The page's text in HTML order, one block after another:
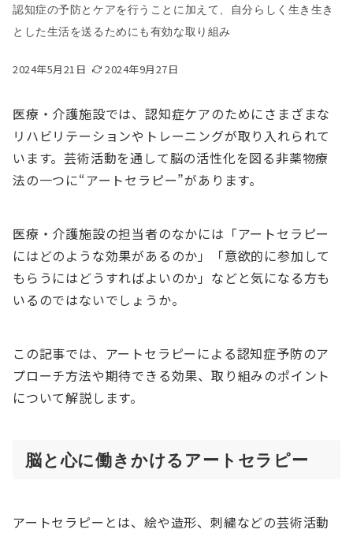
認知症の予防とケアを行うことに加えて、自分らしく生き生き
とした生活を送るためにも有効な取り組み
2024年5月21日 2024年9月27日
医療・介護施設では、認知症ケアのためにさまざまな
リハビリテーションやトレーニングが取り入れられて
います。芸術活動を通して脳の活性化を図る非薬物療
法の一つに“アートセラピー”があります。
医療・介護施設の担当者のなかには「アートセラピー
にはどのような効果があるのか」「意欲的に参加して
もらうにはどうすればよいのか」などと気になる方も
いるのではないでしょうか。
この記事では、アートセラピーによる認知症予防のア
プローチ方法や期待できる効果、取り組みのポイント
について解説します。
脳と心に働きかけるアートセラピー
アートセラピーとは、絵や造形、刺繍などの芸術活動